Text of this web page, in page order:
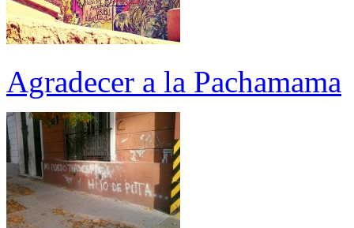
Agradecer a la Pachamama